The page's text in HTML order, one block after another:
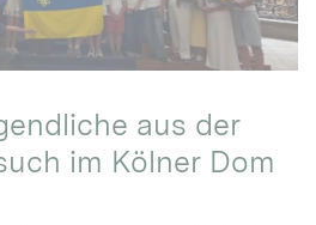
aus der
im Kölner Dom